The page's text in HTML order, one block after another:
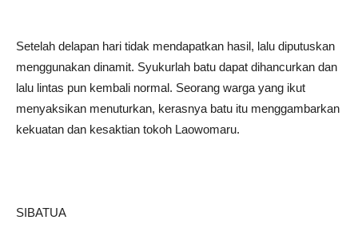
Setelah delapan hari tidak mendapatkan hasil, lalu diputuskan
menggunakan dinamit. Syukurlah batu dapat dihancurkan dan
lalu lintas pun kembali normal. Seorang warga yang ikut
menyaksikan menuturkan, kerasnya batu itu menggambarkan
kekuatan dan kesaktian tokoh Laowomaru.
SIBATUA